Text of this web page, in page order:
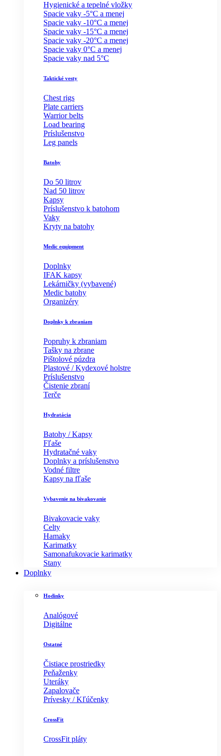
Hygienické a tepelné vložky
Spacie vaky -5°C a menej
Spacie vaky -10°C a menej
Spacie vaky -15°C a menej
Spacie vaky -20°C a menej
Spacie vaky 0°C a menej
Spacie vaky nad 5°C
Taktické vesty
Chest rigs
Plate carriers
Warrior belts
Load bearing
Príslušenstvo
Leg panels
Batohy
Do 50 litrov
Nad 50 litrov
Kapsy
Príslušenstvo k batohom
Vaky
Kryty na batohy
Medic equipment
Doplnky
IFAK kapsy
Lekárničky (vybavené)
Medic batohy
Organizéry
Doplnky k zbraniam
Popruhy k zbraniam
Tašky na zbrane
Pištolové púzdra
Plastové / Kydexové holstre
Príslušenstvo
Čistenie zbraní
Terče
Hydratácia
Batohy / Kapsy
Fľaše
Hydratačné vaky
Doplnky a príslušenstvo
Vodné filtre
Kapsy na fľaše
Vybavenie na bivakovanie
Bivakovacie vaky
Celty
Hamaky
Karimatky
Samonafukovacie karimatky
Stany
Doplnky
Hodinky
Analógové
Digitálne
Ostatné
Čistiace prostriedky
Peňaženky
Uteráky
Zapalovače
Prívesky / Kľúčenky
CrossFit
CrossFit pláty